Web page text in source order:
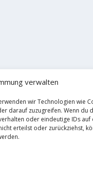
verwalten
wir Technologien wie
darauf zuzugreifen. Wenn du
oder eindeutige IDs
erteilst oder zurückziehst,